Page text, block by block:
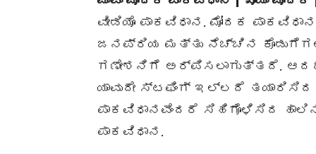
ವೀಡಿಯೊ ಪಾಕವಿಧಾನ. ಮೋದಕ
ಜನಪ್ರಿಯ ಮತ್ತು ನೆಚ್ಚಿನ
ಗಣೇಶನಿಗೆ ಅರ್ಪಿಸಲಾಗುತ್ತದೆ.
ಯಾವುದೇ ಸ್ಟಫಿಂಗ್ ಇಲ್ಲದೆ
ಪಾಕವಿಧಾನವೆಂದರೆ ಸಿಹಿಗೊಳಿಸಿದ
ಪಾಕವಿಧಾನ.